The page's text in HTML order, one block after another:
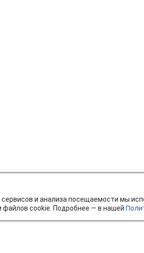
и анализа посещаемости мы
файлов cookie. Подробнее — в нашей